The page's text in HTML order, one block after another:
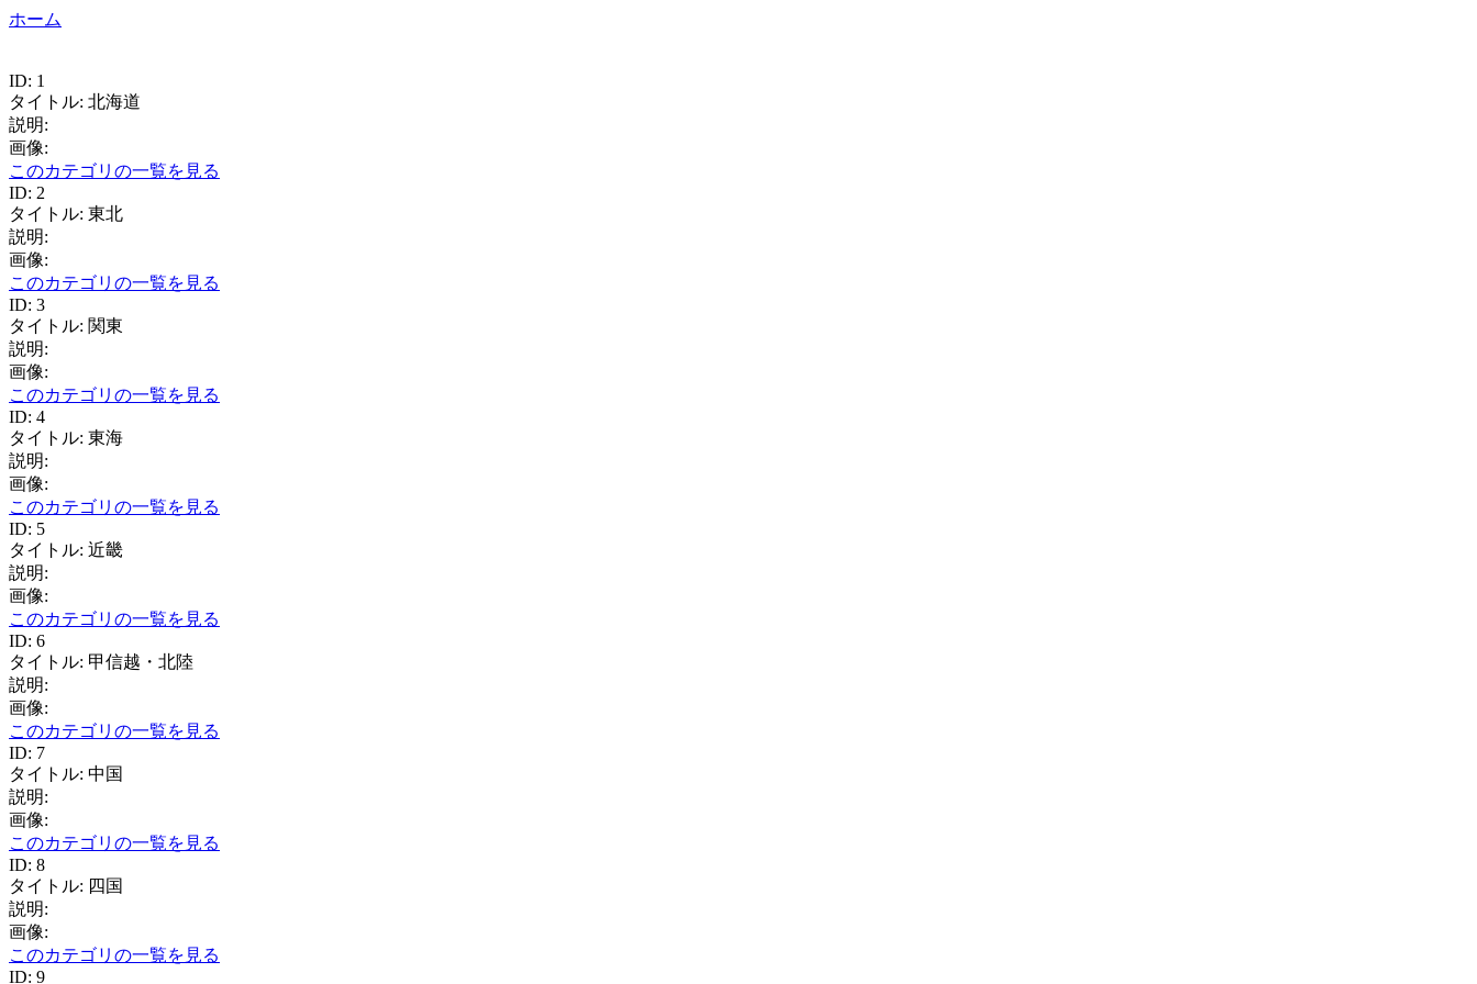
ホーム
ID: 1
タイトル: 北海道
説明:
画像:
このカテゴリの一覧を見る
ID: 2
タイトル: 東北
説明:
画像:
このカテゴリの一覧を見る
ID: 3
タイトル: 関東
説明:
画像:
このカテゴリの一覧を見る
ID: 4
タイトル: 東海
説明:
画像:
このカテゴリの一覧を見る
ID: 5
タイトル: 近畿
説明:
画像:
このカテゴリの一覧を見る
ID: 6
タイトル: 甲信越・北陸
説明:
画像:
このカテゴリの一覧を見る
ID: 7
タイトル: 中国
説明:
画像:
このカテゴリの一覧を見る
ID: 8
タイトル: 四国
説明:
画像:
このカテゴリの一覧を見る
ID: 9